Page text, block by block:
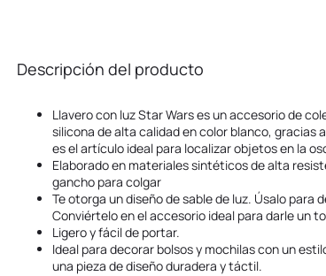
Descripción del producto
Llavero con luz Star Wars es un accesorio de
silicona de alta calidad en color blanco, gracias
es el artículo ideal para localizar objetos en la
Elaborado en materiales sintéticos de alta
gancho para colgar
Te otorga un diseño de sable de luz. Úsalo para
Conviértelo en el accesorio ideal para darle un
Ligero y fácil de portar.
Ideal para decorar bolsos y mochilas con un
una pieza de diseño duradera y táctil.